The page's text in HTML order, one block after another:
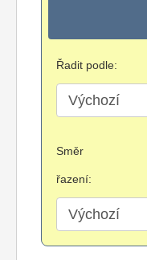
Řadit podle:
Směr
řazení: